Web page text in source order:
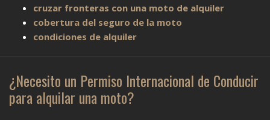
cruzar fronteras con una moto de alquiler
cobertura del seguro de la moto
condiciones de alquiler
¿Necesito un Permiso Internacional de Conducir
para alquilar una moto?